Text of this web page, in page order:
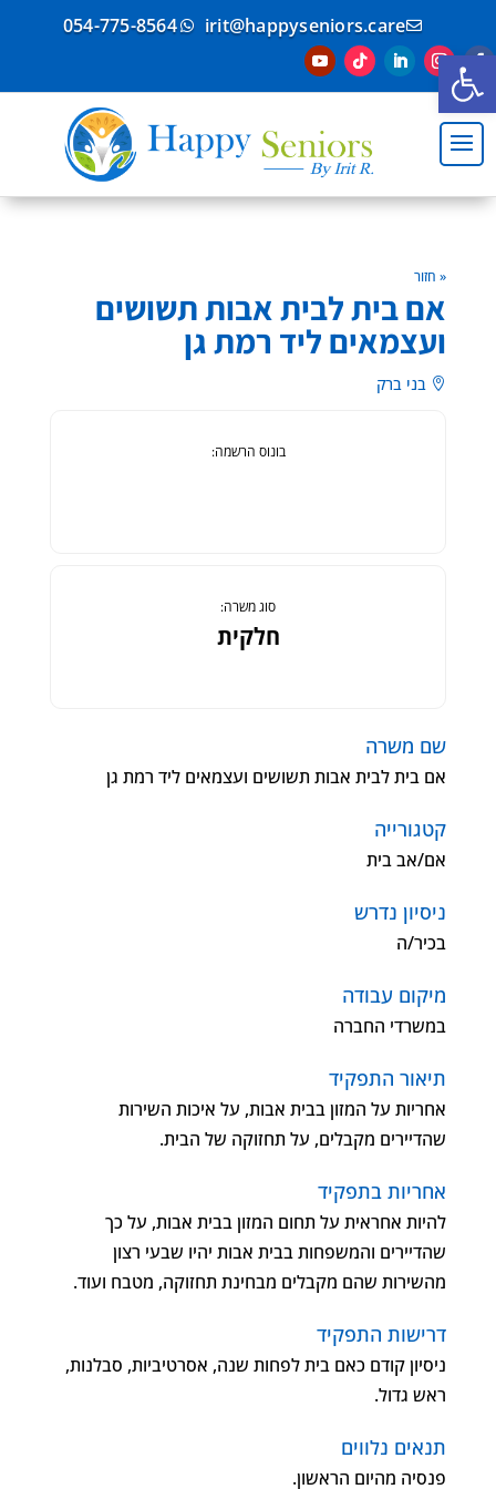
פתח סרגל נגישות

irit@happyseniors.care

054-775-8564
« חזור
אם בית לבית אבות תשושים
ועצמאים ליד רמת גן
 בני ברק
בונוס הרשמה:
סוג משרה:
חלקית
שם משרה
אם בית לבית אבות תשושים ועצמאים ליד רמת גן
קטגורייה
אם/אב בית
ניסיון נדרש
בכיר/ה
מיקום עבודה
במשרדי החברה
תיאור התפקיד
אחריות על המזון בבית אבות, על איכות השירות
שהדיירים מקבלים, על תחזוקה של הבית.
אחריות בתפקיד
להיות אחראית על תחום המזון בבית אבות, על כך
שהדיירים והמשפחות בבית אבות יהיו שבעי רצון
מהשירות שהם מקבלים מבחינת תחזוקה, מטבח ועוד.
דרישות התפקיד
ניסיון קודם כאם בית לפחות שנה, אסרטיביות, סבלנות,
ראש גדול.
תנאים נלווים
פנסיה מהיום הראשון.